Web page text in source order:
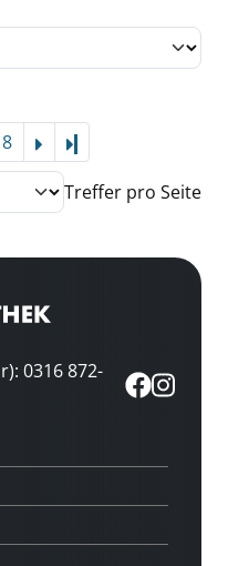
8
Treffer pro Seite
0316 872-